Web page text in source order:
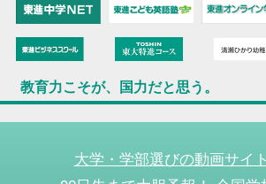
教育力こそが、国力だと思う。
大学・学部選びの動画サイ